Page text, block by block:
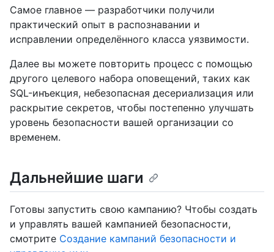
Самое главное — разработчики получили
практический опыт в распознавании и
исправлении определённого класса уязвимости.
Далее вы можете повторить процесс с помощью
другого целевого набора оповещений, таких как
SQL-инъекция, небезопасная десериализация или
раскрытие секретов, чтобы постепенно улучшать
уровень безопасности вашей организации со
временем.
Дальнейшие шаги
Готовы запустить свою кампанию? Чтобы создать
и управлять вашей кампанией безопасности,
смотрите Создание кампаний безопасности и